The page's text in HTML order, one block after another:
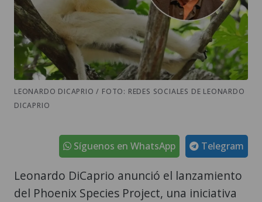
LEONARDO DICAPRIO / FOTO: REDES SOCIALES DE LEONARDO
DICAPRIO
Telegram
Síguenos en WhatsApp
Leonardo DiCaprio anunció el lanzamiento
del Phoenix Species Project, una iniciativa